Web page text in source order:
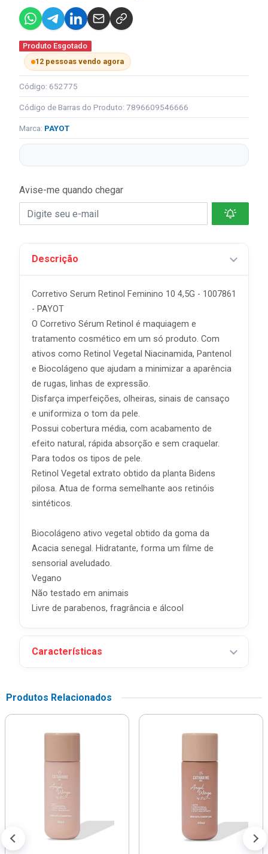
Produto Esgotado
12 pessoas vendo agora
Código: 652775
Código de Barras do Produto: 7896609546666
Marca: PAYOT
Avise-me quando chegar
Descrição
Corretivo Serum Retinol Feminino 10 4,5G - 1007861
- PAYOT
O Corretivo Sérum Retinol é maquiagem e
tratamento cosmético em um só produto. Com
ativos como Retinol Vegetal Niacinamida, Pantenol
e Biocolágeno que ajudam a minimizar a aparência
de rugas, linhas de expressão.
Disfarça imperfeições, olheiras, sinais de cansaço
e uniformiza o tom da pele.
Possui cobertura média, com acabamento de
efeito natural, rápida absorção e sem craquelar.
Para todos os tipos de pele.
Retinol Vegetal extrato obtido da planta Bidens
pilosa. Atua de forma semelhante aos retinóis
sintéticos.
Biocolágeno ativo vegetal obtido da goma da
Acacia senegal. Hidratante, forma um filme de
sensorial aveludado.
Vegano
Não testado em animais
Livre de parabenos, fragrância e álcool
Características
Produtos Relacionados